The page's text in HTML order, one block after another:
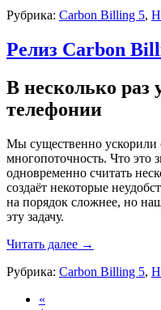
Рубрика: Carbon Billing 5,
Релиз Carbon
В несколько раз
телефонии
Мы существенно ускорили
многопоточность. Что это
одновременно считать
создаёт некоторые
на порядок сложнее, но
эту задачу.
Читать далее →
Рубрика: Carbon Billing 5,
«